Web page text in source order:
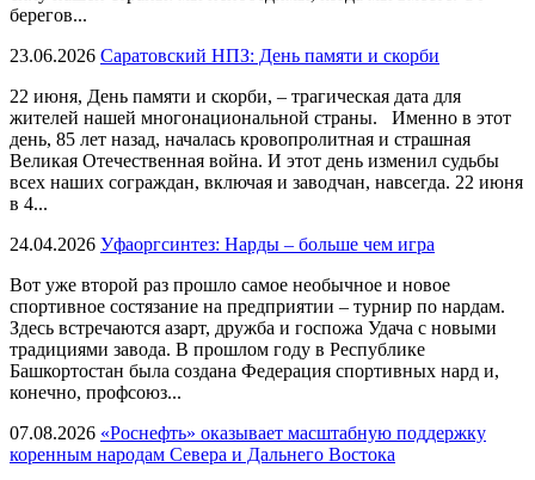
берегов...
23.06.2026 Саратовский НПЗ: День памяти и скорби
22 июня, День памяти и скорби, – трагическая дата для
жителей нашей многонациональной страны. Именно в этот
день, 85 лет назад, началась кровопролитная и страшная
Великая Отечественная война. И этот день изменил судьбы
всех наших сограждан, включая и заводчан, навсегда. 22 июня
в 4...
24.04.2026 Уфаоргсинтез: Нарды – больше чем игра
Вот уже второй раз прошло самое необычное и новое
спортивное состязание на предприятии – турнир по нардам.
Здесь встречаются азарт, дружба и госпожа Удача с новыми
традициями завода. В прошлом году в Республике
Башкортостан была создана Федерация спортивных нард и,
конечно, профсоюз...
07.08.2026 «Роснефть» оказывает масштабную поддержку
коренным народам Севера и Дальнего Востока